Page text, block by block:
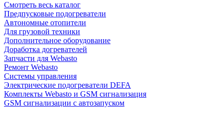
Смотреть весь каталог
Предпусковые подогреватели
Автономные отопители
Для грузовой техники
Дополнительное оборудование
Доработка догревателей
Запчасти для Webasto
Ремонт Webasto
Системы управления
Электрические подогреватели DEFA
Комплекты Webasto и GSM сигнализация
GSM сигнализации с автозапуском